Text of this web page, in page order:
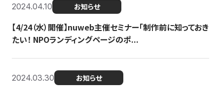
2024.04.10 お知らせ
【4/24（水）開催】nuweb主催セミナー「制作前に知っておき
たい！ NPOランディングページのポ...
2024.03.30 お知らせ